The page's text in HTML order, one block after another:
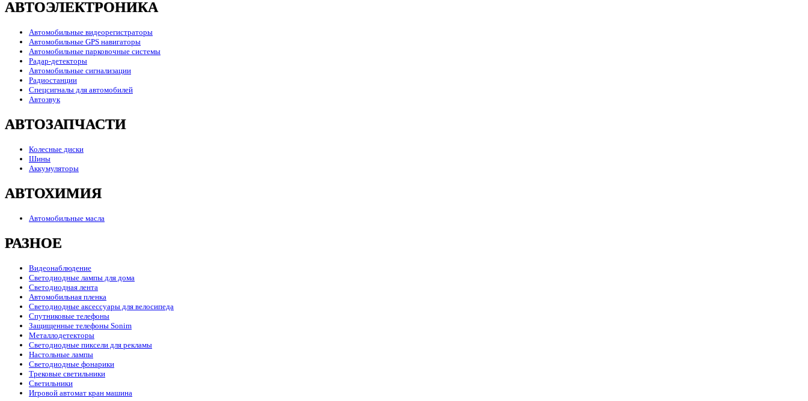
АВТОЭЛЕКТРОНИКА
Автомобильные видеорегистраторы
Автомобильные GPS навигаторы
Автомобильные парковочные системы
Радар-детекторы
Автомобильные сигнализации
Радиостанции
Спецсигналы для автомобилей
Автозвук
АВТОЗАПЧАСТИ
Колесные диски
Шины
Аккумуляторы
АВТОХИМИЯ
Автомобильные масла
РАЗНОЕ
Видеонаблюдение
Светодиодные лампы для дома
Светодиодная лента
Автомобильная пленка
Светодиодные аксессуары для велосипеда
Спутниковые телефоны
Защищенные телефоны Sonim
Металлодетекторы
Светодиодные пиксели для рекламы
Настольные лампы
Светодиодные фонарики
Трековые светильники
Светильники
Игровой автомат кран машина